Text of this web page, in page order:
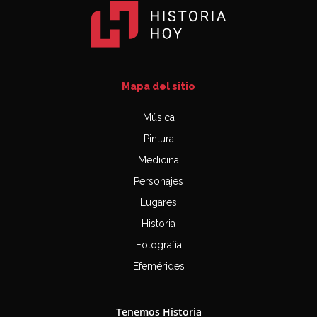
Mapa del sitio
Música
Pintura
Medicina
Personajes
Lugares
Historia
Fotografía
Efemérides
Tenemos Historia